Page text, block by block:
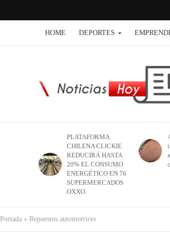
HOME DEPORTES
PLATAFORMA
CHILENA CLICKIE
REDUCIRÁ HASTA
20% EL CONSUMO
ENERGÉTICO EN 76
SUPERMERCADOS
OXXO
Portada » Repuestos automotrices